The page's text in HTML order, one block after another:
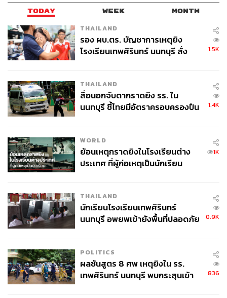
TODAY WEEK MONTH
THAILAND
รอง ผบ.ตร. บัญชาการเหตุยิง
โรงเรียนเทพศิรินทร์ นนทบุรี สั่ง
1.5K
THAILAND
สื่อนอกจับตากราดยิง รร. ใน
นนทบุรี ชี้ไทยมีอัตราครอบครองปืน
1.4K
WORLD
ย้อนเหตุกราดยิงในโรงเรียนต่าง
ประเทศ ที่ผู้ก่อเหตุเป็นนักเรียน
1K
THAILAND
นักเรียนโรงเรียนเทพศิรินทร์
นนทบุรี อพยพเข้ายังพื้นที่ปลอดภัย
0.9K
POLITICS
ผลชันสูตร 8 ศพ เหตุยิงใน รร.
เทพศิรินทร์ นนทบุรี พบกระสุนเข้า
836